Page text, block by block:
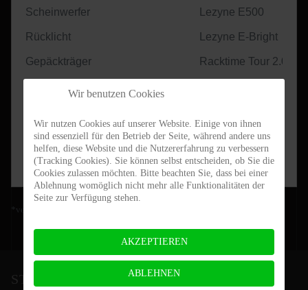
Scheinwerfer Lezyne E500
Rücklicht Lezyne E-Bright
Gepäckträger Racktime Tour 2.0
Batterie Shimano BT-E8016
Preis (19% MwSt.) 4.599,-€
*verfügbar solange der Vorrat reicht
STEIN-BIKES ÖFFNUNGSZEITEN
Wir benutzen Cookies
Wir nutzen Cookies auf unserer Website. Einige von ihnen
sind essenziell für den Betrieb der Seite, während andere uns
helfen, diese Website und die Nutzererfahrung zu verbessern
(Tracking Cookies). Sie können selbst entscheiden, ob Sie die
Cookies zulassen möchten. Bitte beachten Sie, dass bei einer
Ablehnung womöglich nicht mehr alle Funktionalitäten der
Seite zur Verfügung stehen.
AKZEPTIEREN
ABLEHNEN